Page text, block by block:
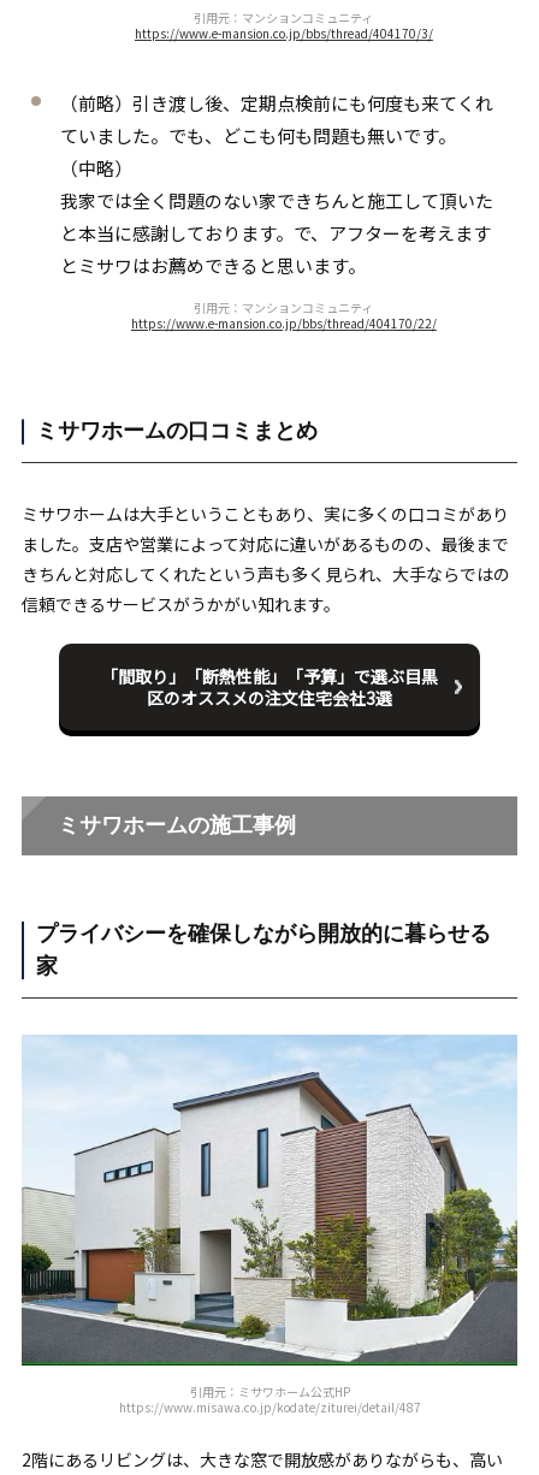
引用元：マンションコミュニティ
https://www.e-mansion.co.jp/bbs/thread/404170/3/
（前略）引き渡し後、定期点検前にも何度も来てくれ
ていました。でも、どこも何も問題も無いです。
（中略）
我家では全く問題のない家できちんと施工して頂いた
と本当に感謝しております。で、アフターを考えます
とミサワはお薦めできると思います。
引用元：マンションコミュニティ
https://www.e-mansion.co.jp/bbs/thread/404170/22/
ミサワホームの口コミまとめ
ミサワホームは大手ということもあり、実に多くの口コミがあり
ました。支店や営業によって対応に違いがあるものの、最後まで
きちんと対応してくれたという声も多く見られ、大手ならではの
信頼できるサービスがうかがい知れます。
「間取り」「断熱性能」「予算」で選ぶ目黒
区のオススメの注文住宅会社3選
ミサワホームの施工事例
プライバシーを確保しながら開放的に暮らせる
家
引用元：ミサワホーム公式HP
https://www.misawa.co.jp/kodate/ziturei/detail/487
2階にあるリビングは、大きな窓で開放感がありながらも、高い